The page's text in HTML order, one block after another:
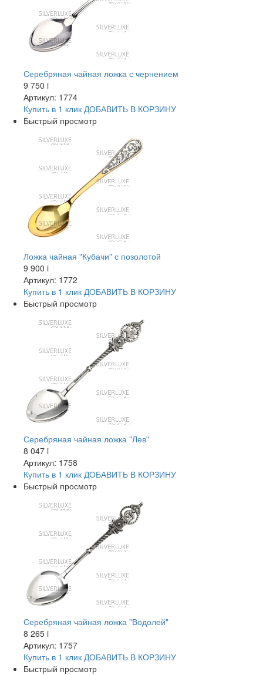
Серебряная чайная ложка с чернением
9 750 i
Артикул: 1774
Купить в 1 клик ДОБАВИТЬ В КОРЗИНУ
Быстрый просмотр
Ложка чайная "Кубачи" с позолотой
9 900 i
Артикул: 1772
Купить в 1 клик ДОБАВИТЬ В КОРЗИНУ
Быстрый просмотр
Серебряная чайная ложка "Лев"
8 047 i
Артикул: 1758
Купить в 1 клик ДОБАВИТЬ В КОРЗИНУ
Быстрый просмотр
Серебряная чайная ложка "Водолей"
8 265 i
Артикул: 1757
Купить в 1 клик ДОБАВИТЬ В КОРЗИНУ
Быстрый просмотр